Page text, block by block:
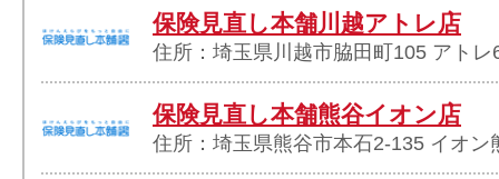
保険見直し本舗川越アトレ店
住所：埼玉県川越市脇田町105 アトレ
保険見直し本舗熊谷イオン店
住所：埼玉県熊谷市本石2-135 イオン